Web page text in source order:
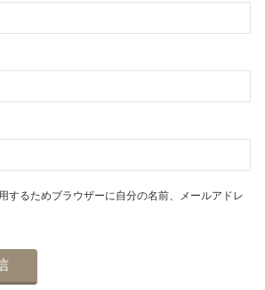
するためブラウザーに自分の名前、メールアドレ